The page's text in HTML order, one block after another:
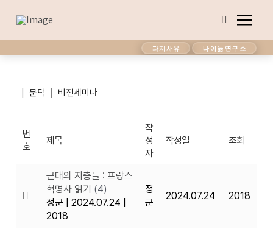
파지사유 나이듦연구소
| 문탁 | 비전세미나
번
호
제목
작
성
자
작성일 조회
근대의 지층들 : 프랑스
혁명사 읽기 (4)
정군
2024.07.24
2018
정
군
2024.07.24 2018